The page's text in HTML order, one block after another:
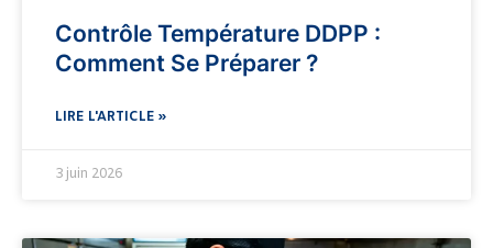
Contrôle Température DDPP :
Comment Se Préparer ?
LIRE L'ARTICLE »
3 juin 2026